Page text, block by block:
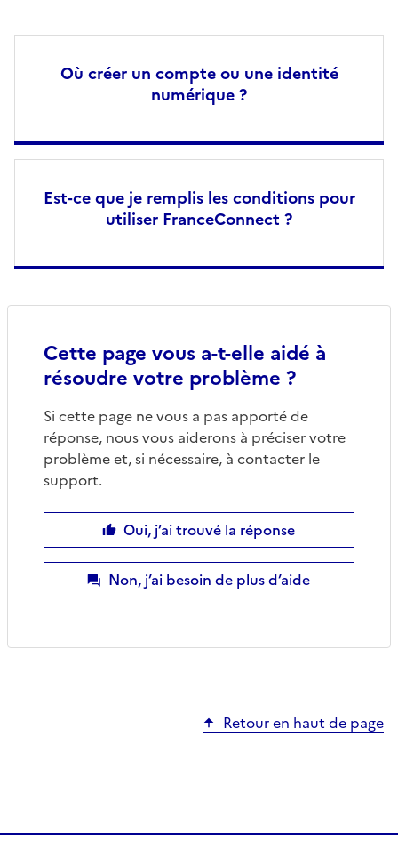
Où créer un compte ou une identité
numérique ?
Est-ce que je remplis les conditions pour
utiliser FranceConnect ?
Cette page vous a-t-elle aidé à
résoudre votre problème ?
Si cette page ne vous a pas apporté de
réponse, nous vous aiderons à préciser votre
problème et, si nécessaire, à contacter le
support.
Oui, j’ai trouvé la réponse
Non, j’ai besoin de plus d’aide
Retour en haut de page